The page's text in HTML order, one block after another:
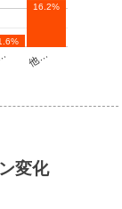
他…
16.2%
変化